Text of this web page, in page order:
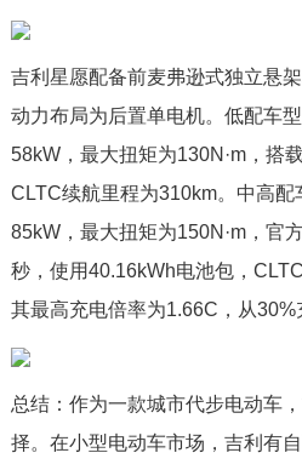
吉利星愿配备前麦弗逊式独立悬
动力布局为后置单电机。低配车
58kW，最大扭矩为130N·m，搭
CLTC续航里程为310km。中高配
85kW，最大扭矩为150N·m，官
秒，使用40.16kWh电池包，
其最高充电倍率为1.66C，从30%
总结：作为一款城市代步电动车
择。在小型电动车市场，吉利有